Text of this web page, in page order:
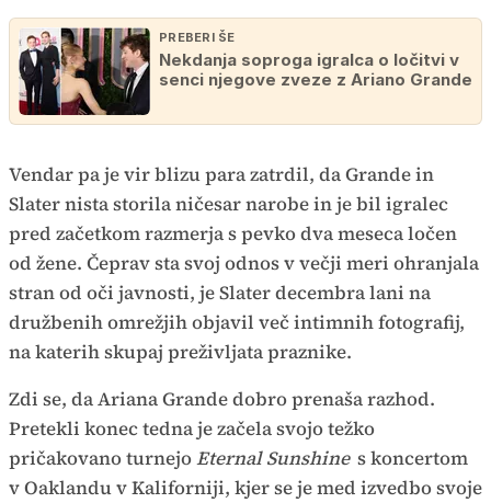
PREBERI ŠE
Nekdanja soproga igralca o ločitvi v
senci njegove zveze z Ariano Grande
Vendar pa je vir blizu para zatrdil, da Grande in
Slater nista storila ničesar narobe in je bil igralec
pred začetkom razmerja s pevko dva meseca ločen
od žene. Čeprav sta svoj odnos v večji meri ohranjala
stran od oči javnosti, je Slater decembra lani na
družbenih omrežjih objavil več intimnih fotografij,
na katerih skupaj preživljata praznike.
Zdi se, da Ariana Grande dobro prenaša razhod.
Pretekli konec tedna je začela svojo težko
pričakovano turnejoEternal Sunshine s koncertom
v Oaklandu v Kaliforniji, kjer se je med izvedbo svoje